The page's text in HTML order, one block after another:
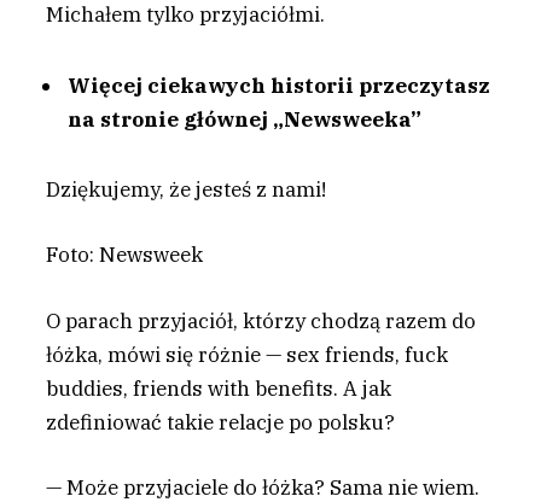
Michałem tylko przyjaciółmi.
Więcej ciekawych historii przeczytasz
na stronie głównej „Newsweeka”
Dziękujemy, że jesteś z nami!
Foto: Newsweek
Oparach przyjaciół, którzy chodzą razem do
łóżka, mówi się różnie — sex friends, fuck
buddies, friends with benefits. A jak
zdefiniować takie relacje po polsku?
— Może przyjaciele do łóżka? Sama nie wiem.